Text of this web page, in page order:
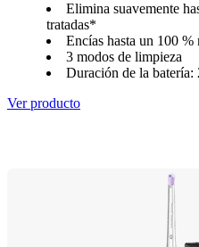
Elimina suavemente
tratadas*
Encías hasta un 100
3 modos de limpieza
Duración de la
Ver producto